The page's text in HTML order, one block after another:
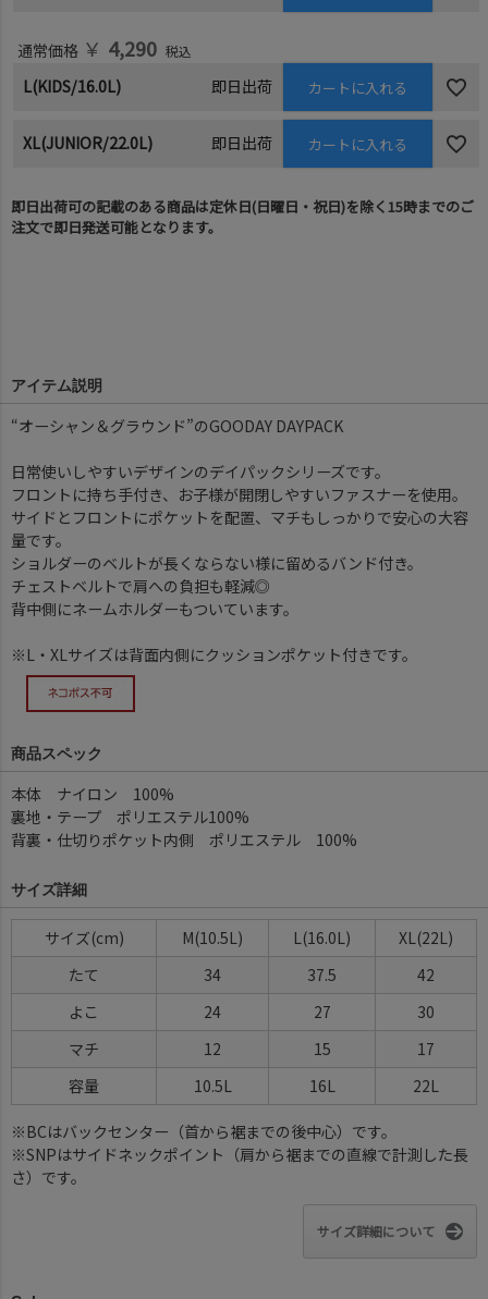
通常価格 ￥ 4,290 税込
L(KIDS/16.0L) 即日出荷 カートに入れる
XL(JUNIOR/22.0L) 即日出荷 カートに入れる
即日出荷可の記載のある商品は定休日(日曜日・祝日)を除く15時までのご
注文で即日発送可能となります。
アイテム説明
“オーシャン＆グラウンド”のGOODAY DAYPACK
日常使いしやすいデザインのデイパックシリーズです。
フロントに持ち手付き、お子様が開閉しやすいファスナーを使用。
サイドとフロントにポケットを配置、マチもしっかりで安心の大容
量です。
ショルダーのベルトが長くならない様に留めるバンド付き。
チェストベルトで肩への負担も軽減◎
背中側にネームホルダーもついています。
※L・XLサイズは背面内側にクッションポケット付きです。
商品スペック
本体 ナイロン 100%
裏地・テープ ポリエステル100%
背裏・仕切りポケット内側 ポリエステル 100%
サイズ詳細
サイズ(cm) M(10.5L) L(16.0L)
XL(22L)
たて
34 37.5
42
よこ
24 27
30
マチ
12 15
17
容量
10.5L 16L 22L
※BCはバックセンター（首から裾までの後中心）です。
※SNPはサイドネックポイント（肩から裾までの直線で計測した長
さ）です。
サイズ詳細について